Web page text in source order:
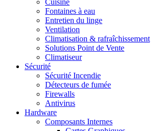
Fontaines à eau
Entretien du linge
Ventilation
Climatisation & rafraîchissement
Solutions Point de Vente
Climatiseur
Sécurité
Sécurité Incendie
Détecteurs de fumée
Firewalls
Antivirus
Hardware
Composants Internes